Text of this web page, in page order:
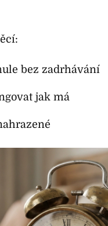
bez zadrhávání
jak má